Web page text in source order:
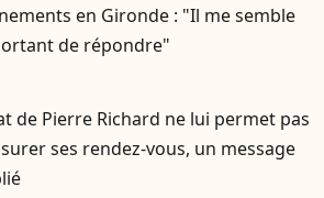
en Gironde : "Il me semble
de répondre"
de Pierre Richard ne lui permet pas
ses rendez-vous, un message